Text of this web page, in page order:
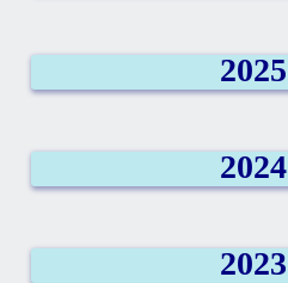
2025
2024
2023